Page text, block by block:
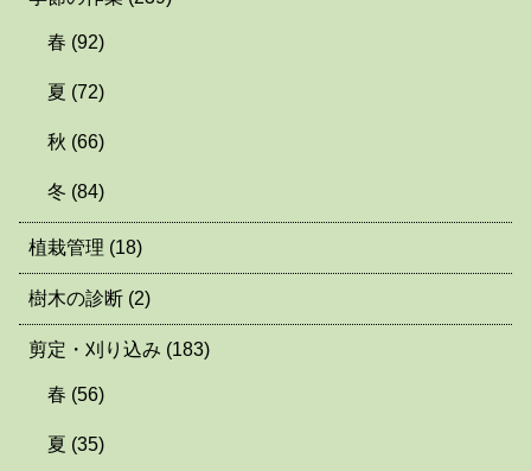
春 (92)
夏 (72)
秋 (66)
冬 (84)
植栽管理 (18)
樹木の診断 (2)
剪定・刈り込み (183)
春 (56)
夏 (35)